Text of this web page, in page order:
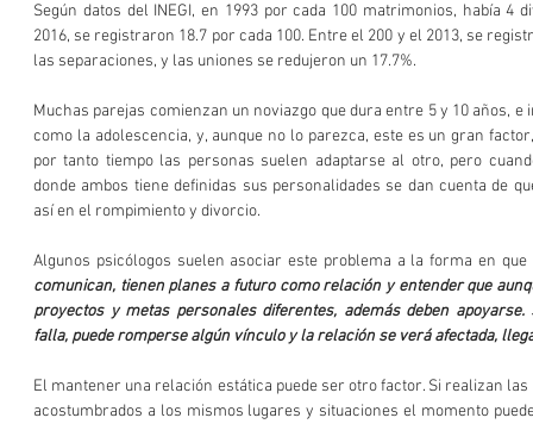
Según datos del INEGI, en 1993 por cada 100 matrimonios, había 4
2016, se registraron 18.7 por cada 100. Entre el 200 y el 2013, se
las separaciones, y las uniones se redujeron un 17.7%.
Muchas parejas comienzan un noviazgo que dura entre 5 y 10 años,
como la adolescencia, y, aunque no lo parezca, este es un gran
por tanto tiempo las personas suelen adaptarse al otro, pero
donde ambos tiene definidas sus personalidades se dan cuenta de
así en el rompimiento y divorcio.
Algunos psicólogos suelen asociar este problema a la forma en
comunican, tienen planes a futuro como relación y entender que
proyectos y metas personales diferentes, además deben
falla, puede romperse algún vínculo y la relación se verá afectada,
El mantener una relación estática puede ser otro factor. Si realizan
acostumbrados a los mismos lugares y situaciones el momento